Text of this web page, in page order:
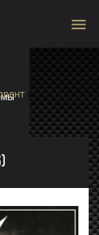
menu
»